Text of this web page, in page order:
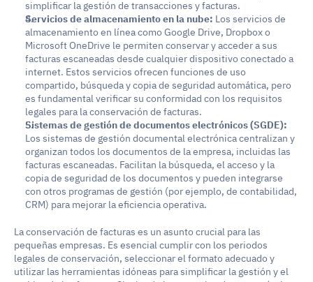
simplificar la gestión de transacciones y facturas.
Servicios de almacenamiento en la nube: Los servicios de
almacenamiento en línea como Google Drive, Dropbox o
Microsoft OneDrive le permiten conservar y acceder a sus
facturas escaneadas desde cualquier dispositivo conectado a
internet. Estos servicios ofrecen funciones de uso
compartido, búsqueda y copia de seguridad automática, pero
es fundamental verificar su conformidad con los requisitos
legales para la conservación de facturas.
Sistemas de gestión de documentos electrónicos (SGDE):
Los sistemas de gestión documental electrónica centralizan y
organizan todos los documentos de la empresa, incluidas las
facturas escaneadas. Facilitan la búsqueda, el acceso y la
copia de seguridad de los documentos y pueden integrarse
con otros programas de gestión (por ejemplo, de contabilidad,
CRM) para mejorar la eficiencia operativa.
La conservación de facturas es un asunto crucial para las
pequeñas empresas. Es esencial cumplir con los periodos
legales de conservación, seleccionar el formato adecuado y
utilizar las herramientas idóneas para simplificar la gestión y el